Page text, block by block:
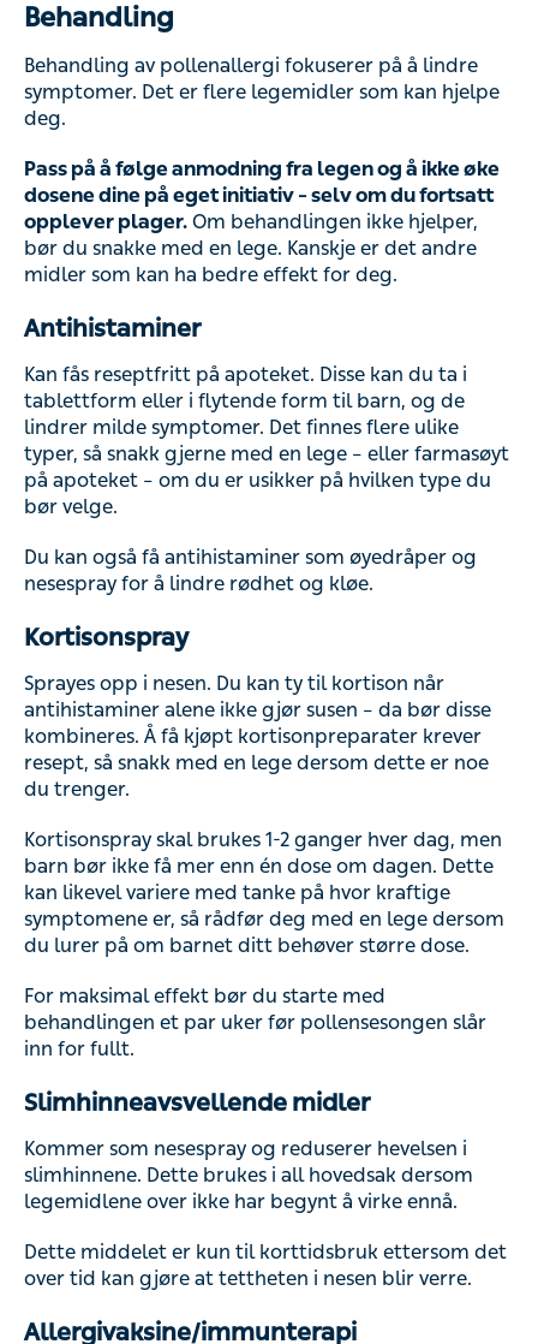
Behandling
Behandling av pollenallergi fokuserer på å lindre
symptomer. Det er flere legemidler som kan hjelpe
deg.
Pass på å følge anmodning fra legen og å ikke øke
dosene dine på eget initiativ – selv om du fortsatt
opplever plager. Om behandlingen ikke hjelper,
bør du snakke med en lege. Kanskje er det andre
midler som kan ha bedre effekt for deg.
Antihistaminer
Kan fås reseptfritt på apoteket. Disse kan du ta i
tablettform eller i flytende form til barn, og de
lindrer milde symptomer. Det finnes flere ulike
typer, så snakk gjerne med en lege – eller farmasøyt
på apoteket – om du er usikker på hvilken type du
bør velge.
Du kan også få antihistaminer som øyedråper og
nesespray for å lindre rødhet og kløe.
Kortisonspray
Sprayes opp i nesen. Du kan ty til kortison når
antihistaminer alene ikke gjør susen – da bør disse
kombineres. Å få kjøpt kortisonpreparater krever
resept, så snakk med en lege dersom dette er noe
du trenger.
Kortisonspray skal brukes 1-2 ganger hver dag, men
barn bør ikke få mer enn én dose om dagen. Dette
kan likevel variere med tanke på hvor kraftige
symptomene er, så rådfør deg med en lege dersom
du lurer på om barnet ditt behøver større dose.
For maksimal effekt bør du starte med
behandlingen et par uker før pollensesongen slår
inn for fullt.
Slimhinneavsvellende midler
Kommer som nesespray og reduserer hevelsen i
slimhinnene. Dette brukes i all hovedsak dersom
legemidlene over ikke har begynt å virke ennå.
Dette middelet er kun til korttidsbruk ettersom det
over tid kan gjøre at tettheten i nesen blir verre.
Allergivaksine/immunterapi